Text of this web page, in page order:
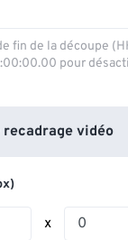
fin de la découpe
pour
recadrage vidéo
x